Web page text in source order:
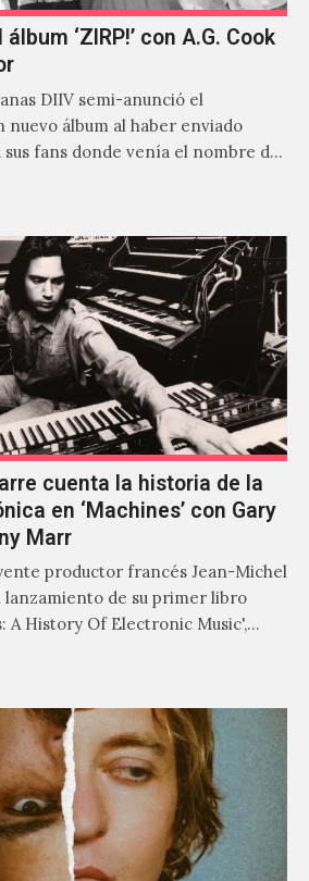
‘ZIRP!’ con A.G. Cook
DIIV semi-anunció el
nuevo álbum al haber enviado
sus fans donde venía el nombre de
cuenta la historia de la
en ‘Machines’ con Gary
Marr
productor francés Jean-Michel
de su primer libro
A History Of Electronic Music',